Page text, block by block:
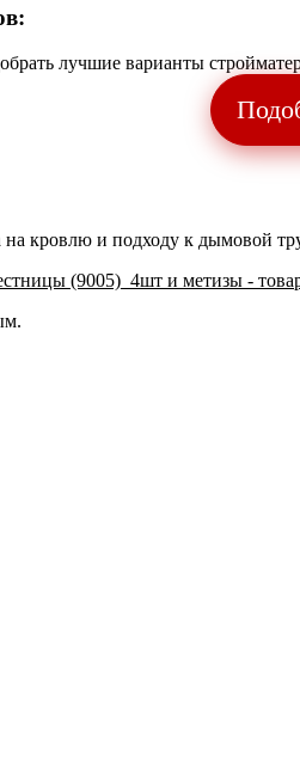
лучшие варианты
кровлю и подходу к дымовой
(9005)_4шт и метизы -